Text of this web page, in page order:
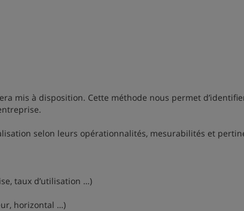
mis à disposition. Cette méthode nous permet
selon leurs opérationnalités, mesurabilités et
taux d’utilisation …)
horizontal …)